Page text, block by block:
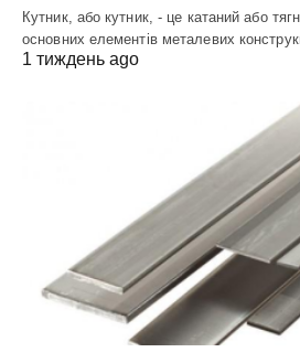
Кутник, або кутник, - це катаний або
основних елементів металевих
1 тиждень ago